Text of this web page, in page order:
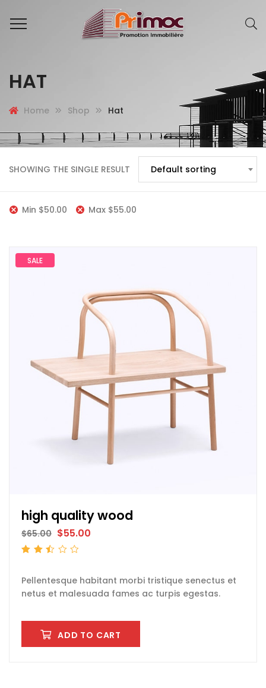
HAT
Home Shop Hat
SHOWING THE SINGLE RESULT Default sorting
Min $50.00 Max $55.00
SALE
high quality wood
$65.00 $55.00
of 5
Pellentesque habitant morbi tristique senectus et
netus et malesuada fames ac turpis egestas.
ADD TO CART